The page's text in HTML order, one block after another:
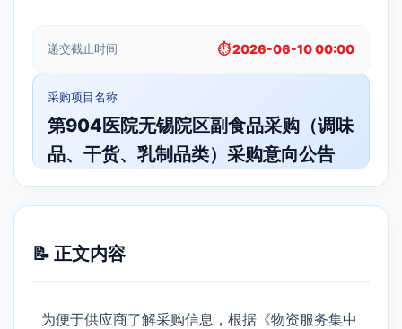
递交截止时间 ⏱️ 2026-06-10 00:00
采购项目名称
第904医院无锡院区副食品采购（调味
品、干货、乳制品类）采购意向公告
📝 正文内容
为便于供应商了解采购信息，根据《物资服务集中